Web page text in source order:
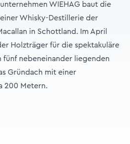
WIEHAG baut die
Whisky-Destillerie der
in Schottland. Im April
Holzträger für die spektakuläre
fünf nebeneinander liegenden
Gründach mit einer
200 Metern.